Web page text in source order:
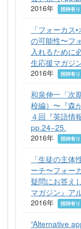
2016年 招待有り
「フォーカ
の可能性〜フ
入れるために
生応援マガジ
2016年 招待有り
和泉伸一「次
校編）〜『森
４回『英語情
pp.24−25.
2016年 招待有り
「生徒の主
ーチ〜フォー
疑問にお答え
マガジン』ア
2016年 招待有り
“Alternative